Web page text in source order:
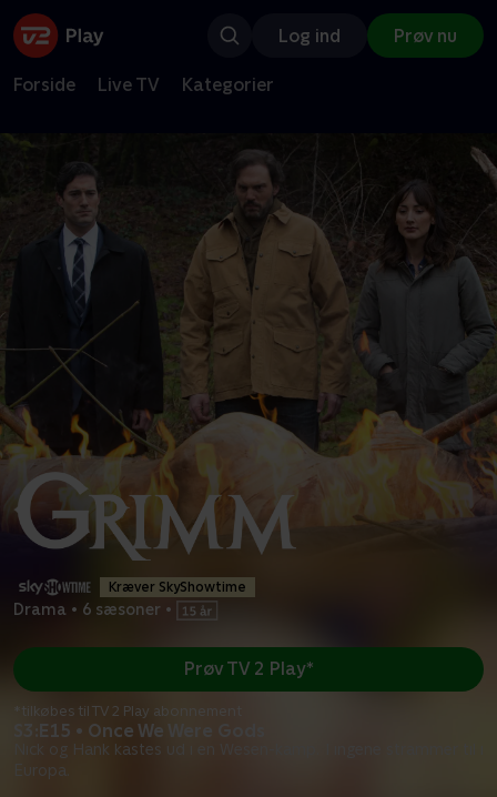
Log ind Prøv nu
Forside Live TV Kategorier
Kræver SkyShowtime
Drama • 6 sæsoner •
S3:E15 • Once We Were Gods
Nick og Hank kastes ud i en Wesen-kamp. Tingene strammer til i
Europa.
Prøv TV 2 Play*
*tilkøbes til TV 2 Play abonnement